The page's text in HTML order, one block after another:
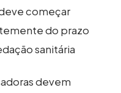
começar
do prazo
sanitária
devem